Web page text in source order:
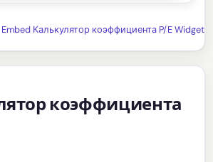
Embed Калькулятор коэффициента P/E Widget
коэффициента